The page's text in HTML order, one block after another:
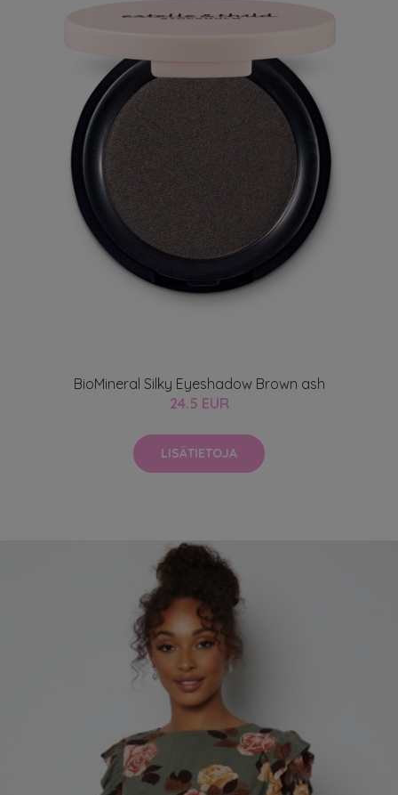
BioMineral Silky Eyeshadow Brown ash
24.5 EUR
LISÄTIETOJA